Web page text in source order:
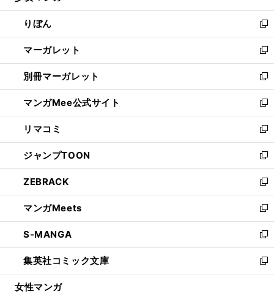
開
く
ウ
で
開
く
ン
ド
ウ
で
開
く
ウ
ィ
ン
ド
ウ
で
開
く
りぼん
新
し
い
ウ
ィ
ン
ド
ウ
で
開
く
マーガレット
新
し
い
ウ
ィ
ン
ド
ウ
で
開
く
別冊マーガレット
新
し
い
ウ
ィ
ン
ド
ウ
で
開
く
マンガMee公式サイト
新
し
い
ウ
ィ
ン
ド
ウ
で
開
く
リマコミ
新
し
い
ウ
ィ
ン
ド
ウ
で
開
く
ジャンプTOON
新
し
い
ウ
ィ
ン
ド
ウ
で
開
ZEBRACK
新
し
い
ウ
ィ
ン
ド
ウ
マンガMeets
新
し
い
ウ
ィ
ン
S-MANGA
新
し
い
ウ
集英社コミック文庫
新
し
女性マンガ